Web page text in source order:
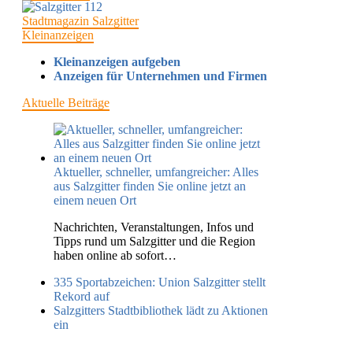
Stadtmagazin Salzgitter
Kleinanzeigen
Kleinanzeigen aufgeben
Anzeigen für Unternehmen und Firmen
Aktuelle Beiträge
Aktueller, schneller, umfangreicher: Alles
aus Salzgitter finden Sie online jetzt an
einem neuen Ort
Nachrichten, Veranstaltungen, Infos und
Tipps rund um Salzgitter und die Region
haben online ab sofort…
335 Sportabzeichen: Union Salzgitter stellt
Rekord auf
Salzgitters Stadtbibliothek lädt zu Aktionen
ein